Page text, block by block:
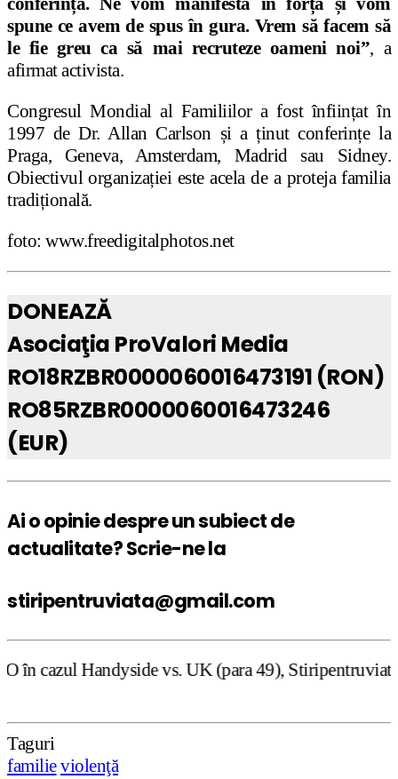
spune ce avem de spus în gura. Vrem să facem să
le fie greu ca să mai recruteze oameni noi”, a
afirmat activista.
Congresul Mondial al Familiilor a fost înființat în
1997 de Dr. Allan Carlson și a ținut conferințe la
Praga, Geneva, Amsterdam, Madrid sau Sidney.
Obiectivul organizației este acela de a proteja familia
tradițională.
foto: www.freedigitalphotos.net
DONEAZĂ
Asociaţia ProValori Media
RO18RZBR0000060016473191 (RON)
RO85RZBR0000060016473246
(EUR)
Ai o opinie despre un subiect de
actualitate? Scrie-ne la
stiripentruviata@gmail.com
vs. UK (para 49), Stiripentruviata.ro
Taguri
familieviolenţă